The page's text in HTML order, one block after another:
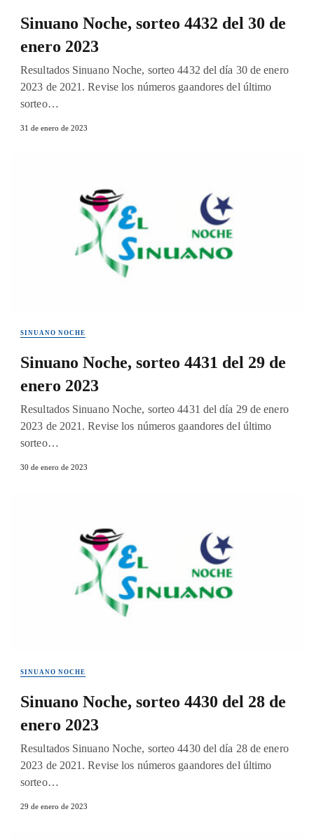
Sinuano Noche, sorteo 4432 del 30 de
enero 2023
Resultados Sinuano Noche, sorteo 4432 del día 30 de enero
2023 de 2021. Revise los números gaandores del último
sorteo…
31 de enero de 2023
SINUANO NOCHE
Sinuano Noche, sorteo 4431 del 29 de
enero 2023
Resultados Sinuano Noche, sorteo 4431 del día 29 de enero
2023 de 2021. Revise los números gaandores del último
sorteo…
30 de enero de 2023
SINUANO NOCHE
Sinuano Noche, sorteo 4430 del 28 de
enero 2023
Resultados Sinuano Noche, sorteo 4430 del día 28 de enero
2023 de 2021. Revise los números gaandores del último
sorteo…
29 de enero de 2023